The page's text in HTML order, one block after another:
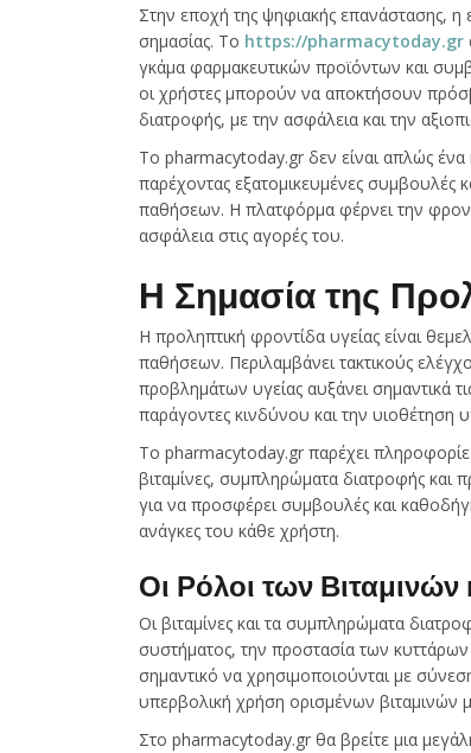
Στην εποχή της ψηφιακής επανάστασης, η
σημασίας. Το https://pharmacytoday.gr
γκάμα φαρμακευτικών προϊόντων και
οι χρήστες μπορούν να αποκτήσουν
διατροφής, με την ασφάλεια και την
Το pharmacytoday.gr δεν είναι απλώς ένα
παρέχοντας εξατομικευμένες συμβουλές
παθήσεων. Η πλατφόρμα φέρνει την
ασφάλεια στις αγορές του.
Η Σημασία της
Η προληπτική φροντίδα υγείας είναι
παθήσεων. Περιλαμβάνει τακτικούς
προβλημάτων υγείας αυξάνει σημαντικά
παράγοντες κινδύνου και την υιοθέτηση
Το pharmacytoday.gr παρέχει
βιταμίνες, συμπληρώματα διατροφής και
για να προσφέρει συμβουλές και
ανάγκες του κάθε χρήστη.
Οι Ρόλοι των
Οι βιταμίνες και τα συμπληρώματα
συστήματος, την προστασία των κυττάρων
σημαντικό να χρησιμοποιούνται με
υπερβολική χρήση ορισμένων βιταμινών
Στο pharmacytoday.gr θα βρείτε μια